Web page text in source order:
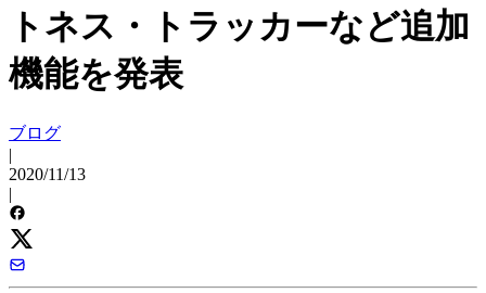
トネス・トラッカーなど追加
機能を発表
ブログ
|
2020/11/13
|